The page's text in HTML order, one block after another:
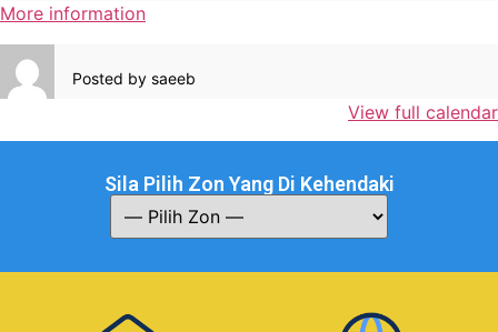
More information
Posted by saeeb
View full calendar
Sila Pilih Zon Yang Di Kehendaki